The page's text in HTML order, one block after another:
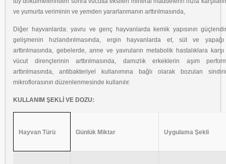
ve yumurta veriminin ve yemden yararlanmanın arttırılmasında,
Diğer hayvanlarda: yavru ve genç hayvanlarda kemik yapısının
gelişmenin hızlandırılmasında, ergin hayvanlarda et, süt ve
arttırılmasında, gebelerde, anne ve yavruların metabolik hastalıklara
vücut dirençlerinin arttırılmasında, damızlık erkeklerin aşım
arttırılmasında, antibakteriyel kullanımına bağlı olarak bozulan
mikroflorasının düzenlenmesinde kullanılır.
KULLANIM ŞEKLİ VE DOZU:
Hayvan Türü Günlük Miktar Uygulama Şekli